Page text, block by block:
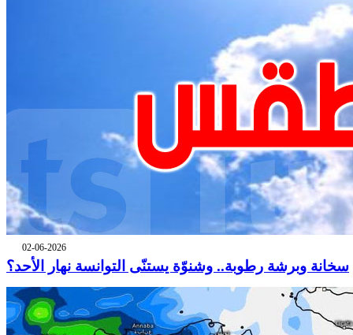
02-06-2026
سخانة وبرشة رطوبة.. وشنوّة يستنّى التوانسة نهار الأحد؟